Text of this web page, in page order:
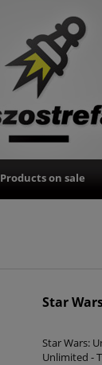
Products on sale
Star
Star Wars:
Unlimited -